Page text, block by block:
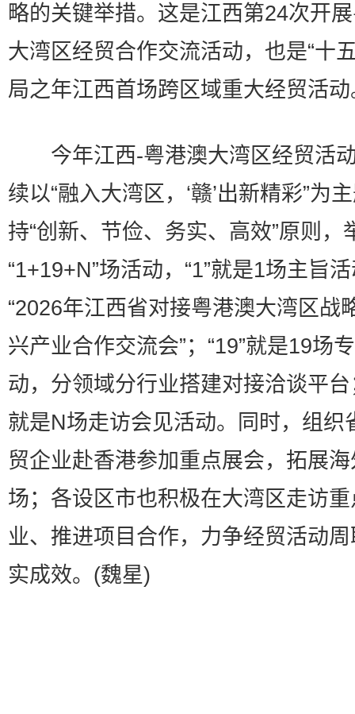
略的关键举措。这是江西第24次开
大湾区经贸合作交流活动，也是“十
局之年江西首场跨区域重大经贸活动
今年江西-粤港澳大湾区经贸活
续以“融入大湾区，‘赣’出新精彩”为
持“创新、节俭、务实、高效”原则，
“1+19+N”场活动，“1”就是1场主旨
“2026年江西省对接粤港澳大湾区战
兴产业合作交流会”；“19”就是19场
动，分领域分行业搭建对接洽谈平台
就是N场走访会见活动。同时，组织
贸企业赴香港参加重点展会，拓展
场；各设区市也积极在大湾区走访
业、推进项目合作，力争经贸活动
实成效。(魏星)